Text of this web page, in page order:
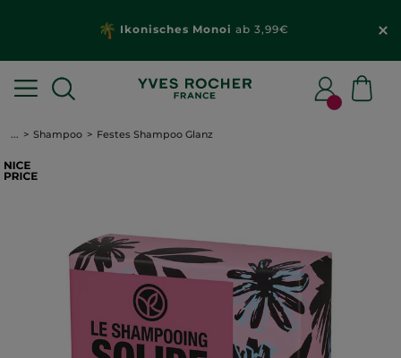
Ikonisches Monoi ab 3,99€
... Shampoo Festes Shampoo Glanz